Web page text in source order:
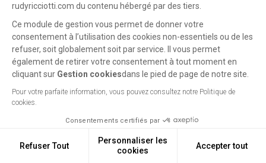
Tour Mirabeau
Marseille (FR), 2013 - Non
précédent
rudyricciotti.com du contenu hébergé par des tiers.
Ce module de gestion vous permet de donner votre
consentement à l’utilisation des cookies non-essentiels ou de les
refuser, soit globalement soit par service. Il vous permet
également de retirer votre consentement à tout moment en
cliquant sur Gestion cookiesdans le pied de page de notre site.
Pour votre parfaite information, vous pouvez consultez notre Politique de
cookies.
Consentements certifiés par
Refuser Tout
Personnaliser les
cookies
Accepter tout